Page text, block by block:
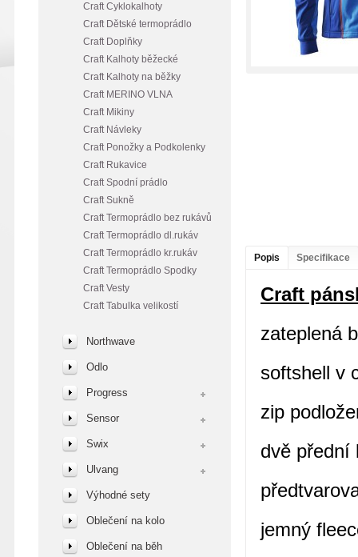
Craft Cyklokalhoty
Craft Dětské termoprádlo
Craft Doplňky
Craft Kalhoty běžecké
Craft Kalhoty na běžky
Craft MERINO VLNA
Craft Mikiny
Craft Návleky
Craft Ponožky a Podkolenky
Craft Rukavice
Craft Spodní prádlo
Craft Sukně
Craft Termoprádlo bez rukávů
Craft Termoprádlo dl.rukáv
Craft Termoprádlo kr.rukáv
Craft Termoprádlo Spodky
Craft Vesty
Craft Tabulka velikostí
Northwave
Odlo
Progress
Sensor
Swix
Ulvang
Výhodné sety
Oblečení na kolo
Oblečení na běh
Popis Specifikace
Craft
zateplená
softshell v
zip
dvě přední
jemný